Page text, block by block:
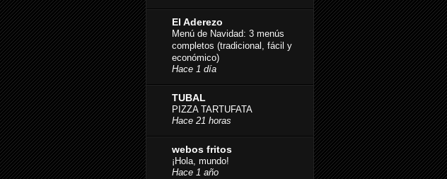
El Aderezo
Menú de Navidad: 3 menús
completos (tradicional, fácil y
económico)
Hace 1 día
TUBAL
PIZZA TARTUFATA
Hace 21 horas
webos fritos
¡Hola, mundo!
Hace 1 año